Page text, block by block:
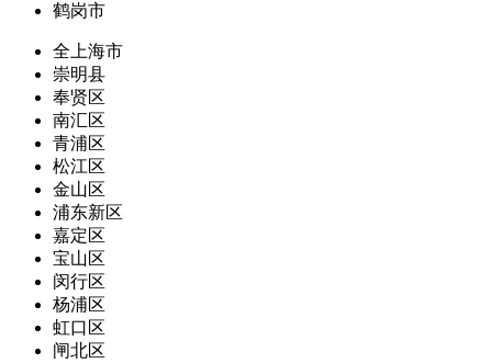
鹤岗市
全上海市
崇明县
奉贤区
南汇区
青浦区
松江区
金山区
浦东新区
嘉定区
宝山区
闵行区
杨浦区
虹口区
闸北区